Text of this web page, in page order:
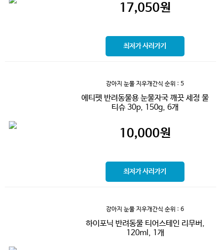
17,050원
최저가 사러가기
강아지 눈물 지우개간식 순위 : 5
에티펫 반려동물용 눈물자국 깨끗 세정 물
티슈 30p, 150g, 6개
10,000원
최저가 사러가기
강아지 눈물 지우개간식 순위 : 6
하이포닉 반려동물 티어스테인 리무버,
120ml, 1개